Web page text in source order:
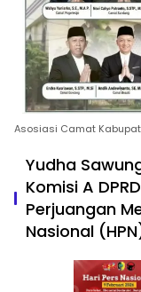
Asosiasi Camat
Yudha
Komisi A
Perjuangan
Nasional